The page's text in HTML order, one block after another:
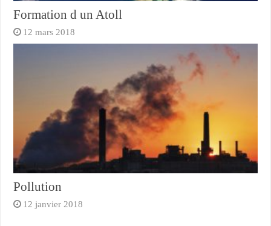
Formation d un Atoll
12 mars 2018
Pollution
12 janvier 2018